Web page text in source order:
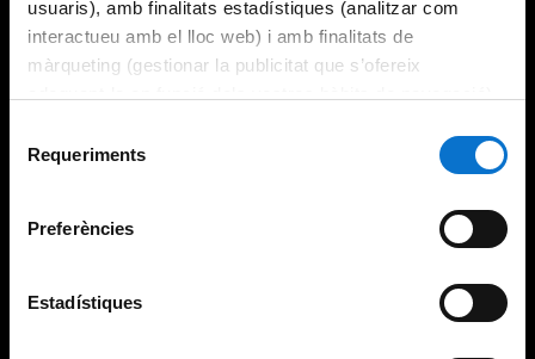
usuaris), amb finalitats estadístiques (analitzar com
interactueu amb el lloc web) i amb finalitats de
màrqueting (gestionar la publicitat que s’ofereix
consultar laPolítica de galetes del lloc web de la
Requeriments
Preferències
Estadístiques